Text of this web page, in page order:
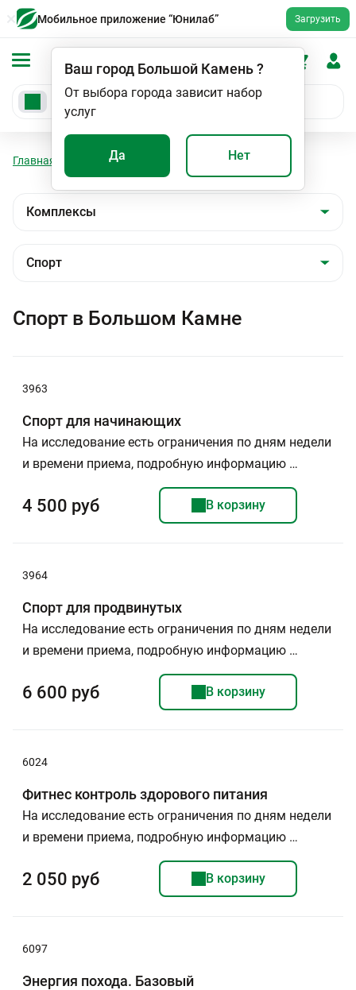
Мобильное приложение “Юнилаб” Загрузить
Ваш город Большой Камень?
От выбора города зависит набор
услуг
Да Нет
Главная Анализы Спорт
Спорт в Большом Камне
3963
Спорт для начинающих
На исследование есть ограничения по дням недели
и времени приема, подробную информацию …
4 500 руб В корзину
3964
Спорт для продвинутых
На исследование есть ограничения по дням недели
и времени приема, подробную информацию …
6 600 руб В корзину
6024
Фитнес контроль здорового питания
На исследование есть ограничения по дням недели
и времени приема, подробную информацию …
2 050 руб В корзину
6097
Энергия похода. Базовый